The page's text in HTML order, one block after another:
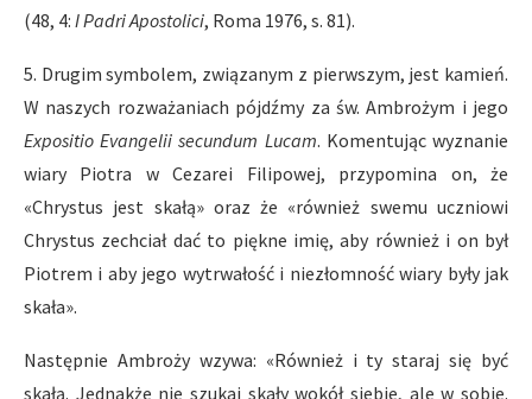
(48, 4: I Padri Apostolici, Roma 1976, s. 81).
5. Drugim symbolem, związanym z pierwszym, jest kamień.
W naszych rozważaniach pójdźmy za św. Ambrożym i jego
Expositio Evangelii secundum Lucam. Komentując wyznanie
wiary Piotra w Cezarei Filipowej, przypomina on, że
«Chrystus jest skałą» oraz że «również swemu uczniowi
Chrystus zechciał dać to piękne imię, aby również i on był
Piotrem i aby jego wytrwałość i niezłomność wiary były jak
skała».
Następnie Ambroży wzywa: «Również i ty staraj się być
skałą. Jednakże nie szukaj skały wokół siebie, ale w sobie.